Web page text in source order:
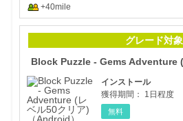
+40mile
グレード対象
インストール
獲得期間：
1日程度
無料